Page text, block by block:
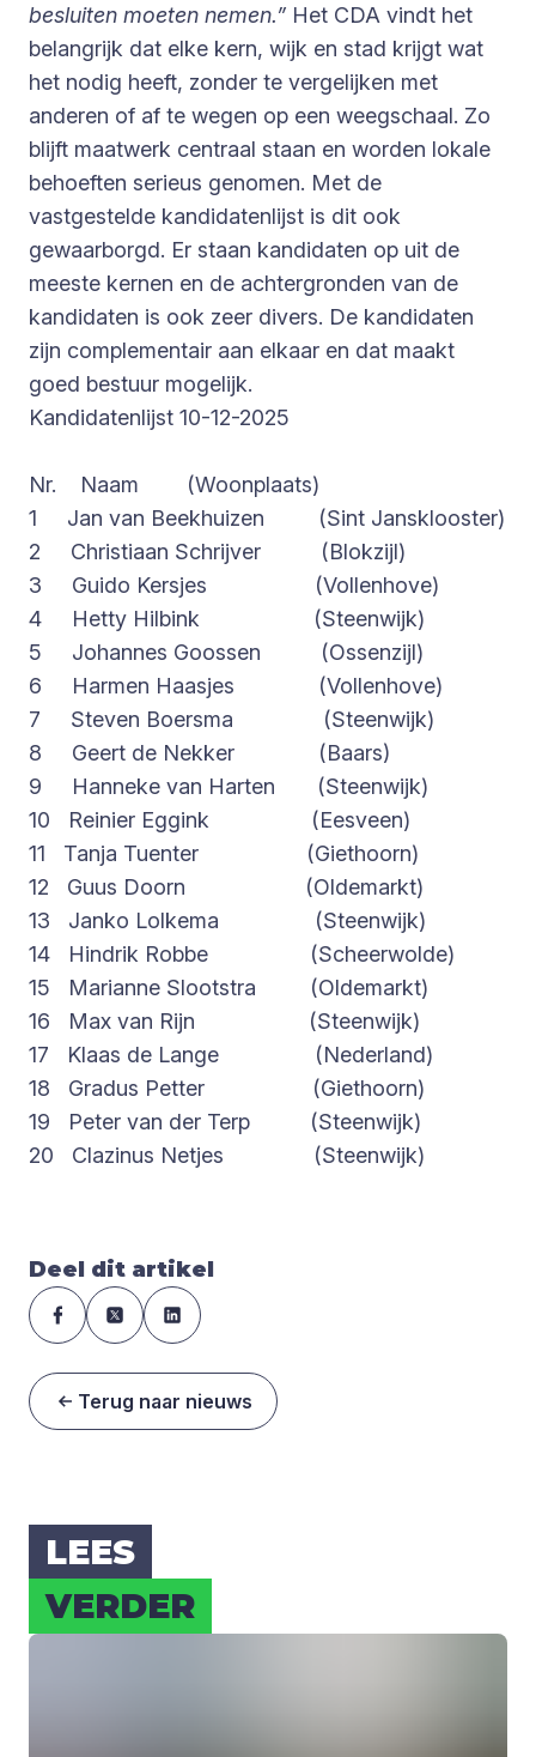
besluiten moeten nemen.” Het CDA vindt het
belangrijk dat elke kern, wijk en stad krijgt wat
het nodig heeft, zonder te vergelijken met
anderen of af te wegen op een weegschaal. Zo
blijft maatwerk centraal staan en worden lokale
behoeften serieus genomen. Met de
vastgestelde kandidatenlijst is dit ook
gewaarborgd. Er staan kandidaten op uit de
meeste kernen en de achtergronden van de
kandidaten is ook zeer divers. De kandidaten
zijn complementair aan elkaar en dat maakt
goed bestuur mogelijk.
Kandidatenlijst 10-12-2025
Nr. Naam (Woonplaats)
1 Jan van Beekhuizen (Sint Jansklooster)
2 Christiaan Schrijver (Blokzijl)
3 Guido Kersjes (Vollenhove)
4 Hetty Hilbink (Steenwijk)
5 Johannes Goossen (Ossenzijl)
6 Harmen Haasjes (Vollenhove)
7 Steven Boersma (Steenwijk)
8 Geert de Nekker (Baars)
9 Hanneke van Harten (Steenwijk)
10 Reinier Eggink (Eesveen)
11 Tanja Tuenter (Giethoorn)
12 Guus Doorn (Oldemarkt)
13 Janko Lolkema (Steenwijk)
14 Hindrik Robbe (Scheerwolde)
15 Marianne Slootstra (Oldemarkt)
16 Max van Rijn (Steenwijk)
17 Klaas de Lange (Nederland)
18 Gradus Petter (Giethoorn)
19 Peter van der Terp (Steenwijk)
20 Clazinus Netjes (Steenwijk)
Deel dit artikel
Terug naar nieuws
LEES
VER­DER